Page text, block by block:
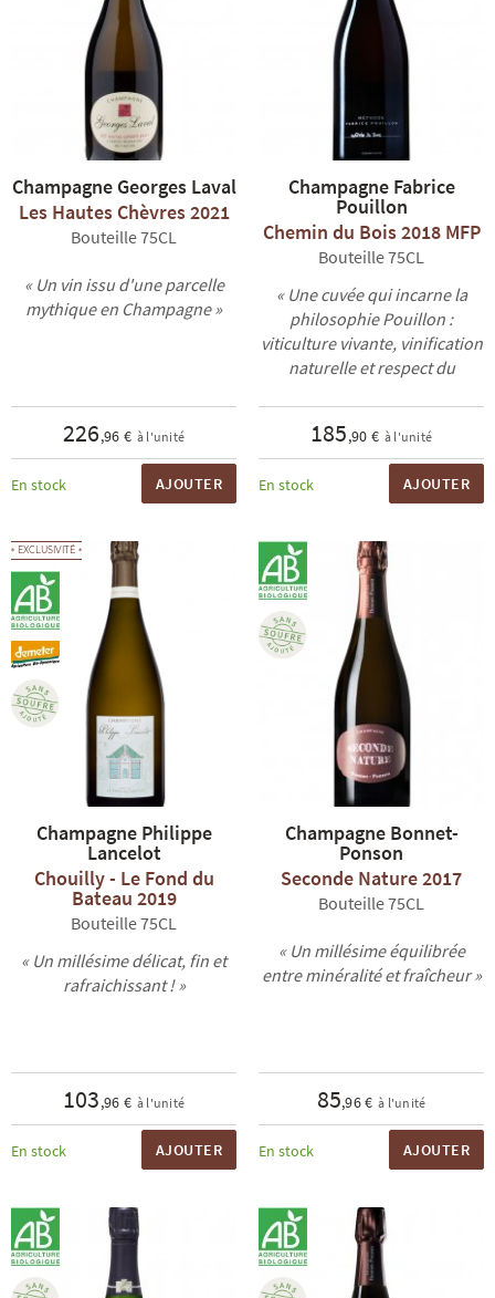
Champagne Georges Laval
Les Hautes Chèvres 2021
Bouteille 75CL
« Un vin issu d'une parcelle
mythique en Champagne »
226,96 € à l'unité
En stock AJOUTER
Champagne Fabrice
Pouillon
Chemin du Bois 2018 MFP
Bouteille 75CL
« Une cuvée qui incarne la
philosophie Pouillon :
viticulture vivante, vinification
naturelle et respect du
185,90 € à l'unité
En stock AJOUTER
EXCLUSIVITÉ
Champagne Philippe
Lancelot
Chouilly - Le Fond du
Bateau 2019
Bouteille 75CL
« Un millésime délicat, fin et
rafraichissant ! »
103,96 € à l'unité
En stock AJOUTER
Champagne Bonnet-
Ponson
Seconde Nature 2017
Bouteille 75CL
« Un millésime équilibrée
entre minéralité et fraîcheur »
85,96 € à l'unité
En stock AJOUTER